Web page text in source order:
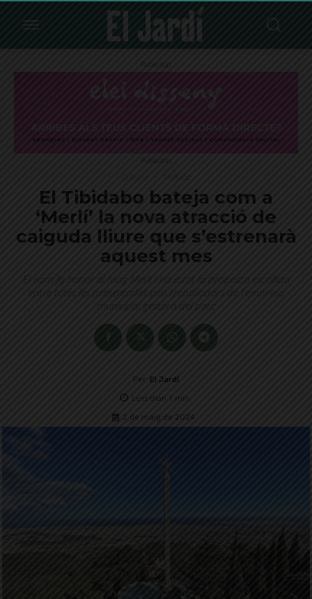
Publicitat
Publicitat
El Tibidabo bateja com a
‘Merlí’ la nova atracció de
caiguda lliure que s’estrenarà
aquest mes
El nom fa honor al mag Merlí i ha estat la proposta escollida
entre totes les presentades pels treballadors de l'empresa
municipal gestora del parc
Per El Jardí
Less than 1 min.
2 de maig de 2024